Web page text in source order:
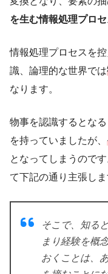
を生む情報処理プロセ
情報処理プロセスを
識、論理的な世界では
なります。
物事を認識するとな
を持っていましたが、
となってしまうので
て下記の通り主張しま
そこで、知る
まり経験を概
おくことは、